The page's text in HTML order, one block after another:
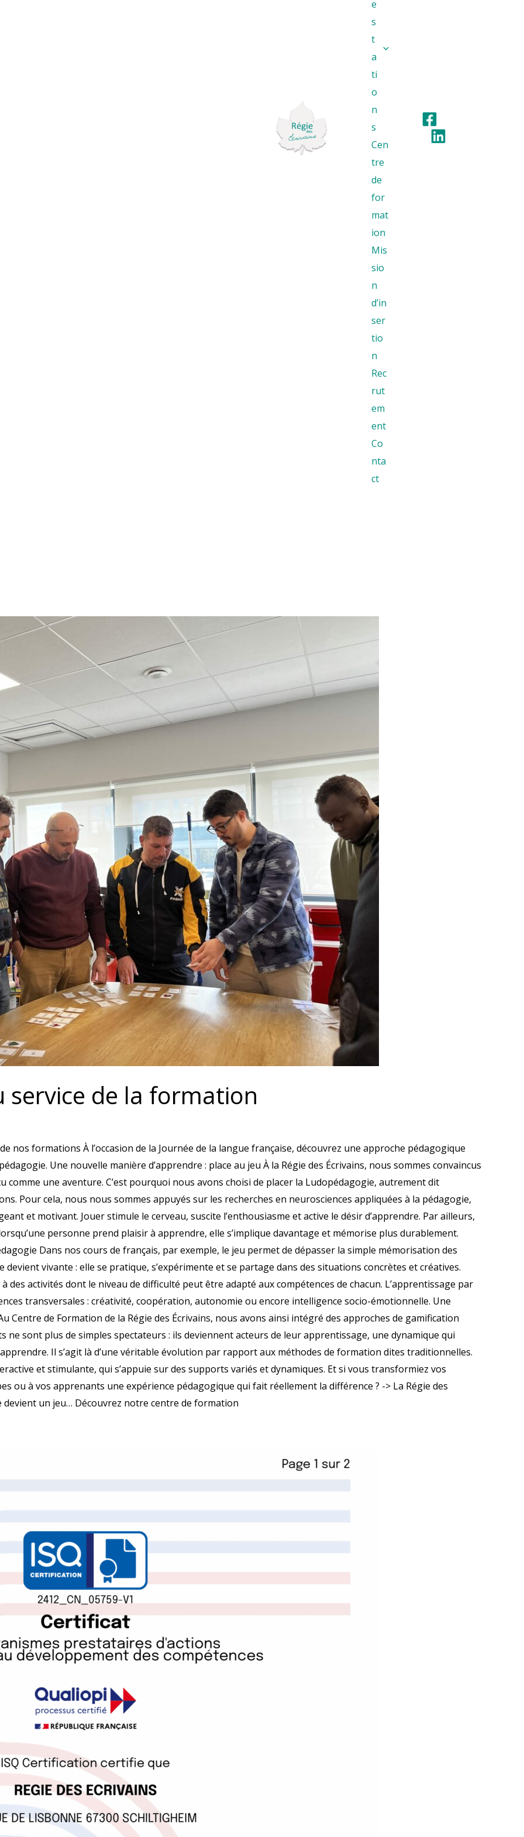
e
s
t
a
ti
o
n
s
Cen
tre
de
for
mat
ion
Mis
sio
n
d’in
ser
tio
n
Rec
rut
em
ent
Co
nta
ct
service de la formation
nos formations À l’occasion de la Journée de la langue française, découvrez une approche pédagogique
Une nouvelle manière d’apprendre : place au jeu À la Régie des Écrivains, nous sommes convaincus
comme une aventure. C’est pourquoi nous avons choisi de placer la Ludopédagogie, autrement dit
Pour cela, nous nous sommes appuyés sur les recherches en neurosciences appliquées à la pédagogie,
et motivant. Jouer stimule le cerveau, suscite l’enthousiasme et active le désir d’apprendre. Par ailleurs,
personne prend plaisir à apprendre, elle s’implique davantage et mémorise plus durablement.
Dans nos cours de français, par exemple, le jeu permet de dépasser la simple mémorisation des
vivante : elle se pratique, s’expérimente et se partage dans des situations concrètes et créatives.
activités dont le niveau de difficulté peut être adapté aux compétences de chacun. L’apprentissage par
transversales : créativité, coopération, autonomie ou encore intelligence socio-émotionnelle. Une
Centre de Formation de la Régie des Écrivains, nous avons ainsi intégré des approches de gamification
ne sont plus de simples spectateurs : ils deviennent acteurs de leur apprentissage, une dynamique qui
Il s’agit là d’une véritable évolution par rapport aux méthodes de formation dites traditionnelles.
et stimulante, qui s’appuie sur des supports variés et dynamiques. Et si vous transformiez vos
ou à vos apprenants une expérience pédagogique qui fait réellement la différence ? -> La Régie des
devient un jeu… Découvrez notre centre de formation